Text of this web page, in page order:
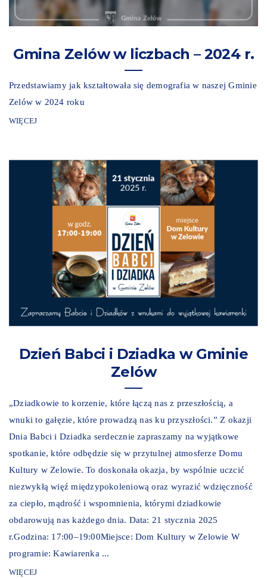
Gmina Zelów w liczbach – 2024 r.
Przedstawiamy jak kształtowała się demografia w naszej Gminie
Zelów w 2024 roku
WIĘCEJ
Dzień Babci i Dziadka w Gminie
Zelów
„Dziadkowie to korzenie, które łączą nas z przeszłością, a
wnuki to gałęzie, które prowadzą nas ku przyszłości.” Z okazji
Dnia Babci i Dziadka serdecznie zapraszamy na wyjątkowe
spotkanie, które odbędzie się w przytulnej atmosferze Domu
Kultury w Zelowie. To doskonała okazja, by wspólnie uczcić
niezwykłą więź międzypokoleniową oraz wyrazić wdzięczność
za ciepło, mądrość i wspomnienia, którymi dziadkowie
obdarowują nas każdego dnia. Data: 21 stycznia 2025
r.Godzina: 17:00–19:00Miejsce: Dom Kultury w Zelowie W
programie: Kawiarenka ...
WIĘCEJ